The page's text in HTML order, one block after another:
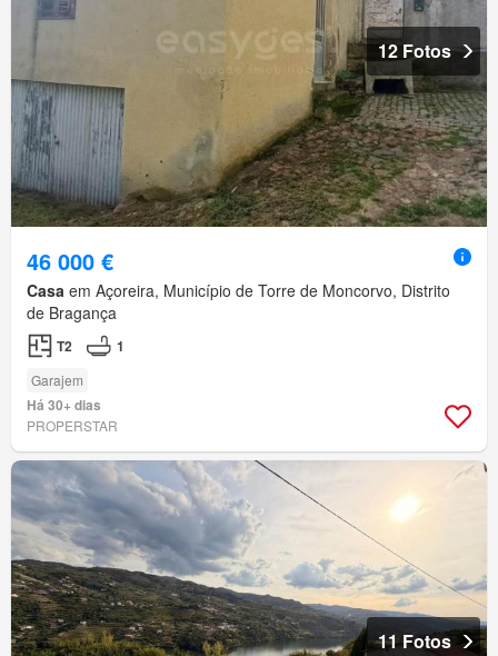
12 Fotos
46 000 €
Casa em Açoreira, Município de Torre de Moncorvo, Distrito
de Bragança
T2 1
Garajem
Há 30+ dias
PROPERSTAR
11 Fotos